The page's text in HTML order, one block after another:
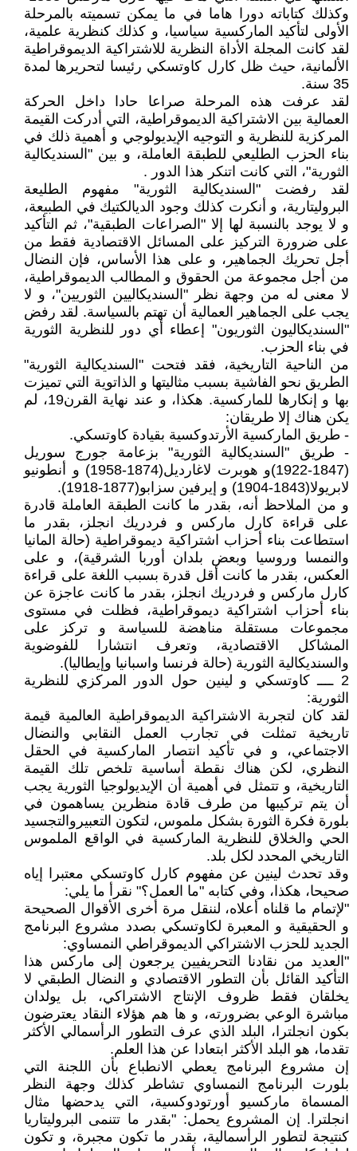
وكذلك كتاباته دورا هاما في ما يمكن تسميته بالمرحلة
الأولى لتأكيد الماركسية سياسيا، و كذلك كنظرية علمية،
لقد كانت المجلة الأداة النظرية للاشتراكية الديموقراطية
الألمانية، حيث ظل كارل كاوتسكي رئيسا لتحريرها لمدة
35 سنة.
لقد عرفت هذه المرحلة صراعا حادا داخل الحركة
العمالية بين الاشتراكية الديموقراطية، التي أدركت القيمة
المركزية للنظرية و التوجيه الإيديولوجي و أهمية ذلك في
بناء الحزب الطليعي للطبقة العاملة، و بين "السنديكالية
الثورية"، التي كانت اتنكر هذا الدور .
لقد رفضت "السنديكالية الثورية" مفهوم الطليعة
البروليتارية، و أنكرت كذلك وجود الديالكتيك في الطبيعة،
و لا يوجد بالنسبة لها إلا "الصراعات الطبقية"، ثم التأكيد
على ضرورة التركيز على المسائل الاقتصادية فقط من
أجل تحريك الجماهير، و على هذا الأساس، فإن النضال
من أجل مجموعة من الحقوق و المطالب الديموقراطية،
لا معنى له من وجهة نظر "السنديكاليين الثوريين"، و لا
يجب على الجماهير العمالية أن تهتم بالسياسة. لقد رفض
"السنديكاليون الثوريون" إعطاء أي دور للنظرية الثورية
في بناء الحزب.
من الناحية التاريخية، فقد فتحت "السنديكالية الثورية"
الطريق نحو الفاشية بسبب مثاليتها و الذاتوية التي تميزت
بها و إنكارها للماركسية. هكذا، و عند نهاية القرن19، لم
يكن هناك إلا طريقان:
- طريق الماركسية الأرتدوكسية بقيادة كاوتسكي.
- طريق "السنديكالية الثورية" بزعامة جورج سوريل
(1847-1922)و هوبرت لاغارديل(1874-1958) و أنطونيو
لابريولا(1843-1904) و إيرفين سزابو(1877-1918).
و من الملاحظ أنه، بقدر ما كانت الطبقة العاملة قادرة
على قراءة كارل ماركس و فردريك انجلز، بقدر ما
استطاعت بناء أحزاب اشتراكية ديموقراطية (حالة المانيا
والنمسا وروسيا وبعض بلدان أوربا الشرقية)، و على
العكس، بقدر ما كانت أقل قدرة بسبب اللغة على قراءة
كارل ماركس و فردريك انجلز، بقدر ما كانت عاجزة عن
بناء أحزاب اشتراكية ديموقراطية، فظلت في مستوى
مجموعات مستقلة مناهضة للسياسة و تركز على
المشاكل الاقتصادية، وتعرف انتشارا للفوضوية
والسنديكالية الثورية (حالة فرنسا واسبانيا وإيطاليا).
2 ــــ كاوتسكي و لينين حول الدور المركزي للنظرية
الثورية:
لقد كان لتجربة الاشتراكية الديموقراطية العالمية قيمة
تاريخية تمثلت في تجارب العمل النقابي والنضال
الاجتماعي، و في تأكيد انتصار الماركسية في الحقل
النظري، لكن هناك نقطة أساسية تلخص تلك القيمة
التاريخية، و تتمثل في أهمية أن الإيديولوجيا الثورية يجب
أن يتم تركيبها من طرف قادة منظرين يساهمون في
بلورة فكرة الثورة بشكل ملموس، لتكون التعبيروالتجسيد
الحي والخلاق للنظرية الماركسية في الواقع الملموس
التاريخي المحدد لكل بلد.
وقد تحدث لينين عن مفهوم كارل كاوتسكي معتبرا إياه
صحيحا، هكذا، وفي كتابه "ما العمل؟" نقرأ ما يلي:
"لإتمام ما قلناه أعلاه، لننقل مرة أخرى الأقوال الصحيحة
و الحقيقية و المعبرة لكاوتسكي بصدد مشروع البرنامج
الجديد للحزب الاشتراكي الديموقراطي النمساوي:
"العديد من نقادنا التحريفيين يرجعون إلى ماركس هذا
التأكيد القائل بأن التطور الاقتصادي و النضال الطبقي لا
يخلقان فقط ظروف الإنتاج الاشتراكي، بل يولدان
مباشرة الوعي بضرورته، و ها هم هؤلاء النقاد يعترضون
بكون انجلترا، البلد الذي عرف التطور الرأسمالي الأكثر
تقدما، هو البلد الأكثر ابتعادا عن هذا العلم.
إن مشروع البرنامج يعطي الانطباع بأن اللجنة التي
بلورت البرنامج النمساوي تشاطر كذلك وجهة النظر
المسماة ماركسيو أورتودوكسية، التي يدحضها مثال
انجلترا. إن المشروع يحمل: "بقدر ما تتنمى البروليتاريا
كنتيجة لتطور الرأسمالية، بقدر ما تكون مجبرة، و تكون